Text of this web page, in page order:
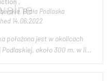
Biała Podlaska
14.06.2022
położona jest w okolicach
Podlaskiej, około 300 m. w linii